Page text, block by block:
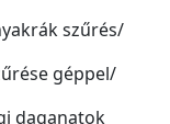
szűrés/
géppel/
daganatok